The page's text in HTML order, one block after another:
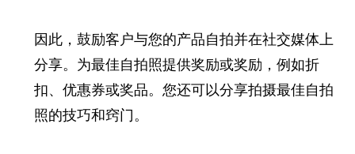
因此，鼓励客户与您的产品自拍并在社交媒体上
分享。为最佳自拍照提供奖励或奖励，例如折
扣、优惠券或奖品。您还可以分享拍摄最佳自拍
照的技巧和窍门。